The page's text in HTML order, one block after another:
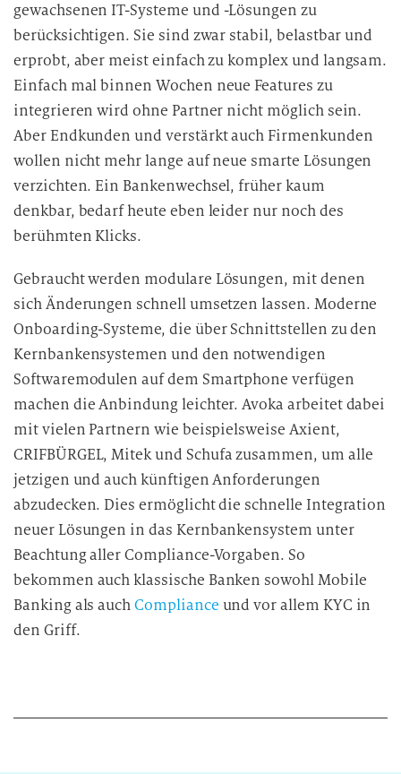
gewachsenen IT-Systeme und -Lösungen zu
berücksichtigen. Sie sind zwar stabil, belastbar und
erprobt, aber meist einfach zu komplex und langsam.
Einfach mal binnen Wochen neue Features zu
integrieren wird ohne Partner nicht möglich sein.
Aber Endkunden und verstärkt auch Firmenkunden
wollen nicht mehr lange auf neue smarte Lösungen
verzichten. Ein Bankenwechsel, früher kaum
denkbar, bedarf heute eben leider nur noch des
berühmten Klicks.
Gebraucht werden modulare Lösungen, mit denen
sich Änderungen schnell umsetzen lassen. Moderne
Onboarding-Systeme, die über Schnittstellen zu den
Kernbankensystemen und den notwendigen
Softwaremodulen auf dem Smartphone verfügen
machen die Anbindung leichter. Avoka arbeitet dabei
mit vielen Partnern wie beispielsweise Axient,
CRIFBÜRGEL, Mitek und Schufa zusammen, um alle
jetzigen und auch künftigen Anforderungen
abzudecken. Dies ermöglicht die schnelle Integration
neuer Lösungen in das Kernbankensystem unter
Beachtung aller Compliance-Vorgaben. So
bekommen auch klassische Banken sowohl Mobile
Banking als auchCompliance und vor allem KYC in
den Griff.